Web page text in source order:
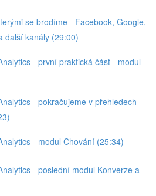
se brodíme - Facebook, Google,
další kanály (29:00)
- první praktická část - modul
- pokračujeme v přehledech -
- modul Chování (25:34)
- poslední modul Konverze a